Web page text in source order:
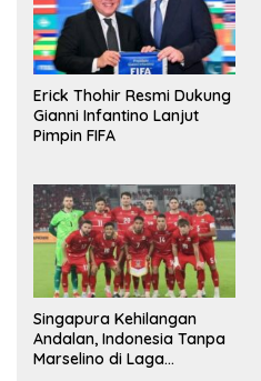
Erick Thohir Resmi Dukung
Gianni Infantino Lanjut
Pimpin FIFA
Singapura Kehilangan
Andalan, Indonesia Tanpa
Marselino di Laga